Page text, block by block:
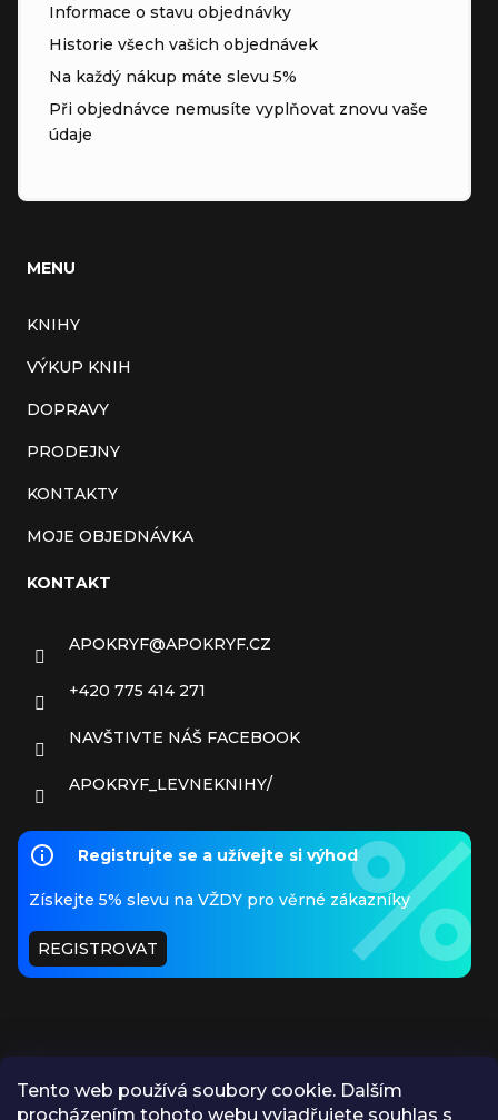
Tento web používá soubory cookie. Dalším
procházením tohoto webu vyjadřujete souhlas s
Informace o stavu objednávky
Historie všech vašich objednávek
Na každý nákup máte slevu 5%
Při objednávce nemusíte vyplňovat znovu vaše
údaje
MENU
KNIHY
VÝKUP KNIH
DOPRAVY
PRODEJNY
KONTAKTY
MOJE OBJEDNÁVKA
KONTAKT
APOKRYF@APOKRYF.CZ
+420 775 414 271
NAVŠTIVTE NÁŠ FACEBOOK
APOKRYF_LEVNEKNIHY/
Registrujte se a užívejte si výhod
Získejte 5% slevu na VŽDY pro věrné zákazníky
REGISTROVAT